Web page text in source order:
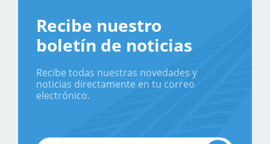
Recibe nuestro
boletín de noticias
Recibe todas nuestras novedades y
noticias directamente en tu correo
electrónico.